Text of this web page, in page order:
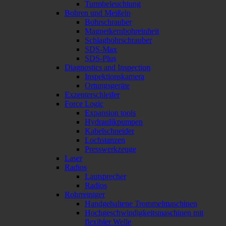
Turmbeleuchtung
Bohren und Meißeln
Bohrschrauber
Magnetkernbohreinheit
Schlagbohrschrauber
SDS-Max
SDS-Plus
Diagnostics and Inspection
Inspektionskamera
Ortungsgeräte
Exzenterschleifer
Force Logic
Expansion tools
Hydraulikpumpen
Kabelschneider
Lochstanzen
Presswerkzeuge
Laser
Radios
Lautsprecher
Radios
Rohrreiniger
Handgehaltene Trommelmaschinen
Hochgeschwindigkeitsmaschinen mit
flexibler Welle